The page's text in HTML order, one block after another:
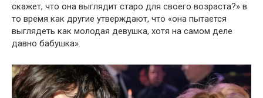
скажет, что она выглядит старо для своего возраста?» в
то время как другие утверждают, что «она пытается
выглядеть как молодая девушка, хотя на самом деле
давно бабушка».